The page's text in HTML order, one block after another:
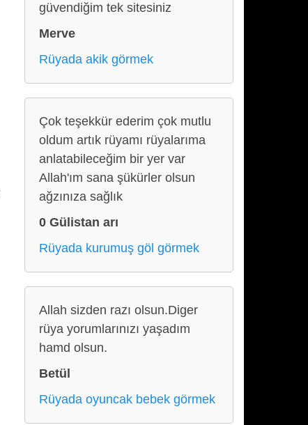
güvendiğim tek sitesiniz
Merve
Rüyada akik görmek
Çok teşekkür ederim çok mutlu
oldum artık rüyamı rüyalarıma
anlatabileceğim bir yer var
Allah'ım sana şükürler olsun
ağzınıza sağlık
0 Gülistan arı
Rüyada kurumuş göl görmek
Allah sizden razı olsun.Diger
rüya yorumlarınızı yaşadım
hamd olsun.
Betül
Rüyada oyuncak bebek görmek